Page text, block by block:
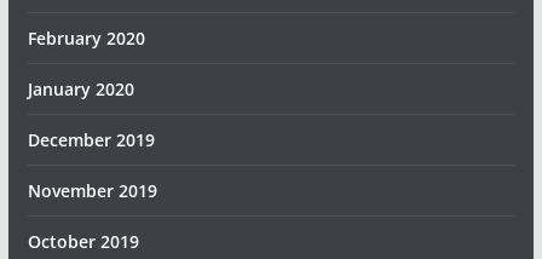
February 2020
January 2020
December 2019
November 2019
October 2019